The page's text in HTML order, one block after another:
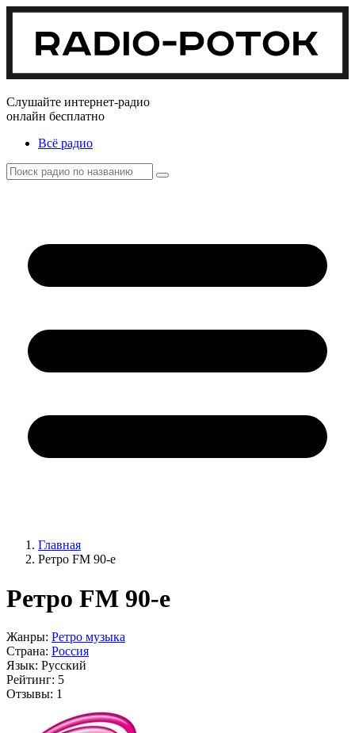
Слушайте интернет-радио
онлайн бесплатно
Всё радио
Главная
Ретро FM 90-е
Ретро FM 90-е
Жанры: Ретро музыка
Страна: Россия
Язык: Русский
Рейтинг: 5
Отзывы: 1